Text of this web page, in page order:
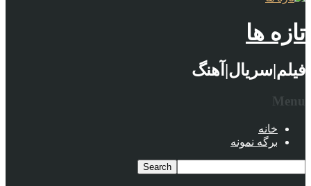
تازه ها
فیلم|سریال|آهنگ
Menu
خانه
برگه نمونه